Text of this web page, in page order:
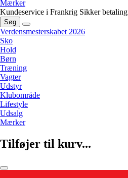
Mærker
Kundeservice i Frankrig Sikker betaling
Søg
Verdensmesterskabet 2026
Sko
Hold
Børn
Træning
Vagter
Udstyr
Klubområde
Lifestyle
Udsalg
Mærker
Tilføjer til kurv...